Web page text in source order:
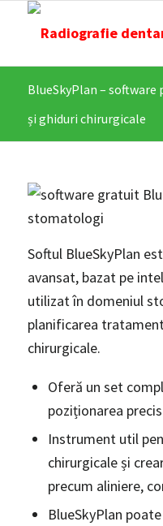
BlueSkyPlan –
și ghiduri chirurgicale
Softul BlueSkyPlan
avansat, bazat pe
utilizat în domeniul
planificarea
chirurgicale.
Oferă un set
poziționarea
Instrument util
chirurgicale și
precum aliniere,
BlueSkyPlan